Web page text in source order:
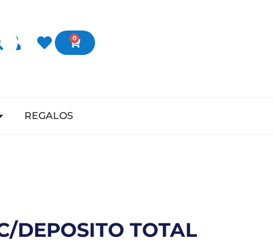
0
REGALOS
DEPOSITO TOTAL